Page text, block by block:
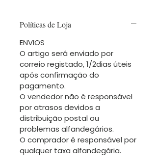
Políticas de Loja
ENVIOS
O artigo será enviado por
correio registado, 1/2dias úteis
após confirmação do
pagamento.
O vendedor não é responsável
por atrasos devidos a
distribuição postal ou
problemas alfandegários.
O comprador é responsável por
qualquer taxa alfandegária.